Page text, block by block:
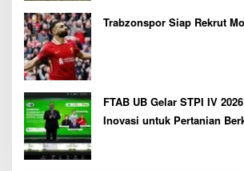
Trabzonspor Siap Rekrut
FTAB UB Gelar STPI IV
Inovasi untuk Pertanian